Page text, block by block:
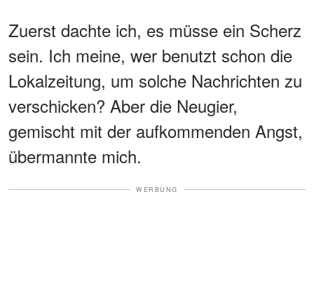
Zuerst dachte ich, es müsse ein Scherz
sein. Ich meine, wer benutzt schon die
Lokalzeitung, um solche Nachrichten zu
verschicken? Aber die Neugier,
gemischt mit der aufkommenden Angst,
übermannte mich.
WERBUNG